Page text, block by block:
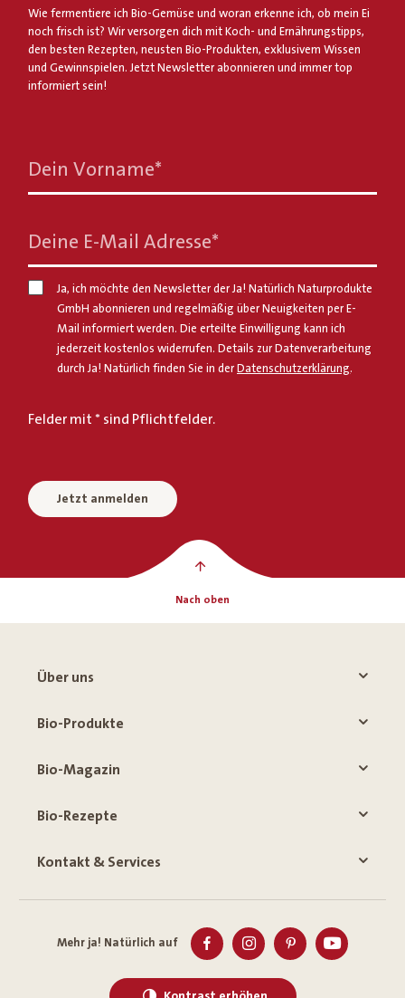
Wie fermentiere ich Bio-Gemüse und woran erkenne ich, ob mein Ei
noch frisch ist? Wir versorgen dich mit Koch- und Ernährungstipps,
den besten Rezepten, neusten Bio-Produkten, exklusivem Wissen
und Gewinnspielen. Jetzt Newsletter abonnieren und immer top
informiert sein!
Dein Vorname*
Deine E-Mail Adresse*
Ja, ich möchte den Newsletter der Ja! Natürlich Naturprodukte
GmbH abonnieren und regelmäßig über Neuigkeiten per E-
Mail informiert werden. Die erteilte Einwilligung kann ich
jederzeit kostenlos widerrufen. Details zur Datenverarbeitung
durch Ja! Natürlich finden Sie in derDatenschutzerklärung.
Felder mit * sind Pflichtfelder.
Jetzt anmelden
Nach oben
Über uns
Bio-Produkte
Bio-Magazin
Bio-Rezepte
Kontakt & Services
Mehr ja! Natürlich auf